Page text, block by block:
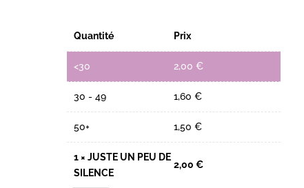
Quantité Prix
<30 2,00 €
30 - 49 1,60 €
50+ 1,50 €
1 ×JUSTE UN PEU DE
SILENCE
2,00 €